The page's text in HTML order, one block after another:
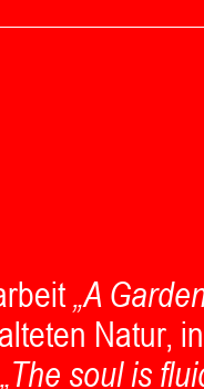
„A
Natur,
„The soul is